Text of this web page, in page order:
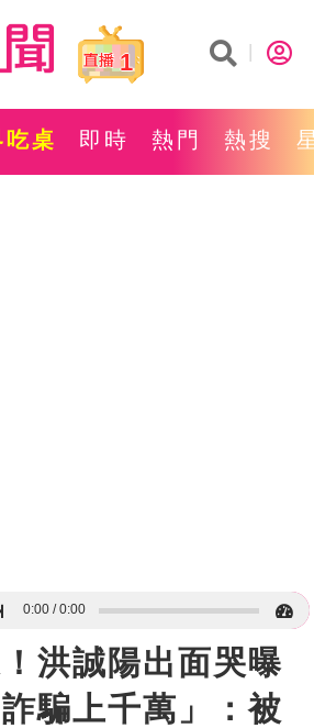
1
桌 即時 熱門 熱搜
0:00 0:00
洪誠陽出面哭曝
騙上千萬」：被